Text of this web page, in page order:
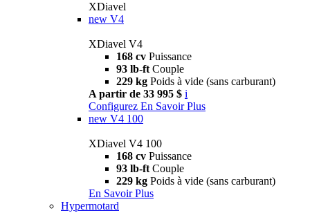
XDiavel
new V4
XDiavel V4
168 cv Puissance
93 lb-ft Couple
229 kg Poids à vide (sans carburant)
A partir de 33 995 $ i
Configurez En Savoir Plus
new V4 100
XDiavel V4 100
168 cv Puissance
93 lb-ft Couple
229 kg Poids à vide (sans carburant)
En Savoir Plus
Hypermotard